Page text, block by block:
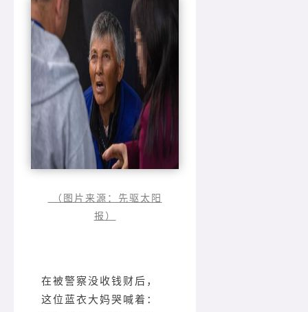
（图片来源：先驱太阳
报）
在被警察没收钱财后，
这位蓝衣大妈哭喊着：